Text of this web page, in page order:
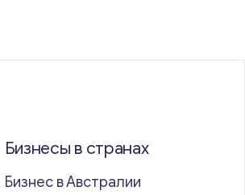
Бизнесы в странах
Бизнес в Австралии